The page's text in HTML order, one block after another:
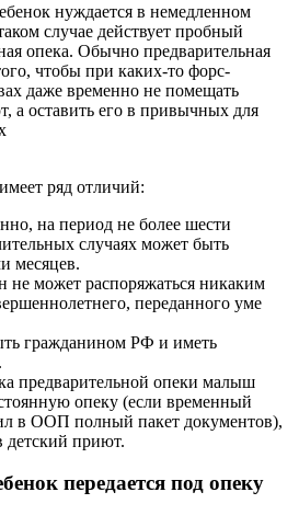
нуждается в немедленном
случае действует пробный
опека. Обычно предварительная
чтобы при каких-то форс-
даже временно не помещать
а оставить его в привычных для
ряд отличий:
на период не более шести
случаях может быть
месяцев.
может распоряжаться никаким
переданного уме
гражданином РФ и иметь
предварительной опеки малыш
опеку (если временный
в ООП полный пакет документов),
детский приют.
передается под опеку